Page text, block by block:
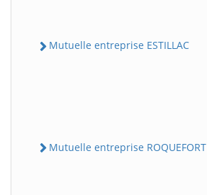
Mutuelle entreprise ESTILLAC
Mutuelle entreprise ROQUEFORT